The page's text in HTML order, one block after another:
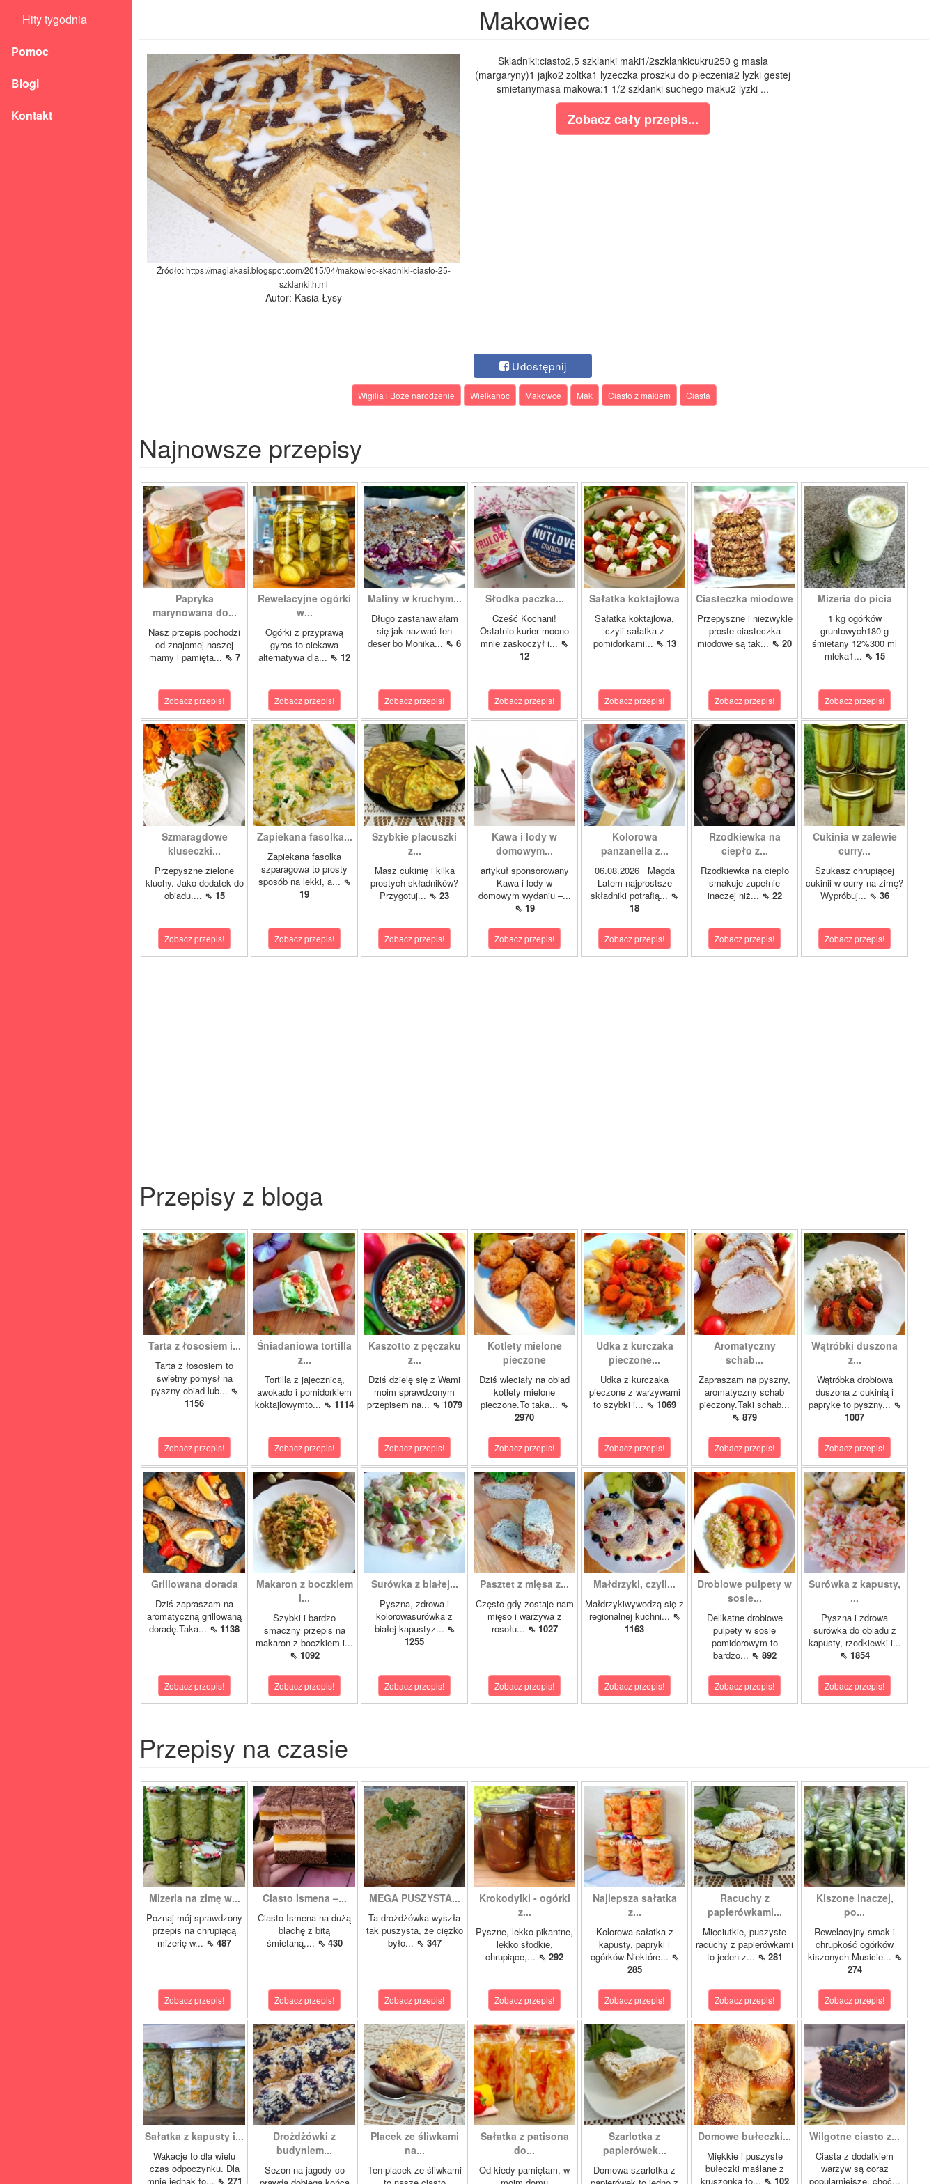
Hity tygodnia
Pomoc
Blogi
Kontakt
Makowiec
Źródło: https://magiakasi.blogspot.com/2015/04/makowiec-skadniki-ciasto-25-
szklanki.html
Autor: Kasia Łysy
Skladniki:ciasto2,5 szklanki maki1/2szklankicukru250 g masla
(margaryny)1 jajko2 zoltka1 lyzeczka proszku do pieczenia2 lyzki gestej
smietanymasa makowa:1 1/2 szklanki suchego maku2 lyzki ...
Zobacz cały przepis...
Udostępnij
Wigilia i Boże narodzenie Wielkanoc Makowce Mak Ciasto z makiem Ciasta
Najnowsze przepisy
Papryka
marynowana do...
Nasz przepis pochodzi
od znajomej naszej
mamy i pamięta... ⇖ 7
Zobacz przepis!
Rewelacyjne ogórki
w...
Ogórki z przyprawą
gyros to ciekawa
alternatywa dla... ⇖ 12
Zobacz przepis!
Maliny w kruchym...
Długo zastanawiałam
się jak nazwać ten
deser bo Monika... ⇖ 6
Zobacz przepis!
Słodka paczka...
Cześć Kochani!
Ostatnio kurier mocno
mnie zaskoczył i... ⇖
12
Zobacz przepis!
Sałatka koktajlowa
Sałatka koktajlowa,
czyli sałatka z
pomidorkami... ⇖ 13
Zobacz przepis!
Ciasteczka miodowe
Przepyszne i niezwykle
proste ciasteczka
miodowe są tak... ⇖ 20
Zobacz przepis!
Mizeria do picia
1 kg ogórków
gruntowych180 g
śmietany 12%300 ml
mleka1... ⇖ 15
Zobacz przepis!
Szmaragdowe
kluseczki...
Przepyszne zielone
kluchy. Jako dodatek do
obiadu.... ⇖ 15
Zobacz przepis!
Zapiekana fasolka...
Zapiekana fasolka
szparagowa to prosty
sposób na lekki, a... ⇖
19
Zobacz przepis!
Szybkie placuszki
z...
Masz cukinię i kilka
prostych składników?
Przygotuj... ⇖ 23
Zobacz przepis!
Kawa i lody w
domowym...
artykuł sponsorowany
Kawa i lody w
domowym wydaniu –...
⇖ 19
Zobacz przepis!
Kolorowa
panzanella z...
06.08.2026 Magda
Latem najprostsze
składniki potrafią... ⇖
18
Zobacz przepis!
Rzodkiewka na
ciepło z...
Rzodkiewka na ciepło
smakuje zupełnie
inaczej niż... ⇖ 22
Zobacz przepis!
Cukinia w zalewie
curry...
Szukasz chrupiącej
cukinii w curry na zimę?
Wypróbuj... ⇖ 36
Zobacz przepis!
Przepisy z bloga
Tarta z łososiem i...
Tarta z łososiem to
świetny pomysł na
pyszny obiad lub... ⇖
1156
Zobacz przepis!
Śniadaniowa tortilla
z...
Tortilla z jajecznicą,
awokado i pomidorkiem
koktajlowymto... ⇖ 1114
Zobacz przepis!
Kaszotto z pęczaku
z...
Dziś dzielę się z Wami
moim sprawdzonym
przepisem na... ⇖ 1079
Zobacz przepis!
Kotlety mielone
pieczone
Dziś wleciały na obiad
kotlety mielone
pieczone.To taka... ⇖
2970
Zobacz przepis!
Udka z kurczaka
pieczone...
Udka z kurczaka
pieczone z warzywami
to szybki i... ⇖ 1069
Zobacz przepis!
Aromatyczny
schab...
Zapraszam na pyszny,
aromatyczny schab
pieczony.Taki schab...
⇖ 879
Zobacz przepis!
Wątróbki duszona
z...
Wątróbka drobiowa
duszona z cukinią i
paprykę to pyszny... ⇖
1007
Zobacz przepis!
Grillowana dorada
Dziś zapraszam na
aromatyczną grillowaną
doradę.Taka... ⇖ 1138
Zobacz przepis!
Makaron z boczkiem
i...
Szybki i bardzo
smaczny przepis na
makaron z boczkiem i...
⇖ 1092
Zobacz przepis!
Surówka z białej...
Pyszna, zdrowa i
kolorowasurówka z
białej kapustyz... ⇖
1255
Zobacz przepis!
Pasztet z mięsa z...
Często gdy zostaje nam
mięso i warzywa z
rosołu... ⇖ 1027
Zobacz przepis!
Małdrzyki, czyli...
Małdrzykiwywodzą się z
regionalnej kuchni... ⇖
1163
Zobacz przepis!
Drobiowe pulpety w
sosie...
Delikatne drobiowe
pulpety w sosie
pomidorowym to
bardzo... ⇖ 892
Zobacz przepis!
Surówka z kapusty,
...
Pyszna i zdrowa
surówka do obiadu z
kapusty, rzodkiewki i...
⇖ 1854
Zobacz przepis!
Przepisy na czasie
Mizeria na zimę w...
Poznaj mój sprawdzony
przepis na chrupiącą
mizerię w... ⇖ 487
Zobacz przepis!
Ciasto Ismena –...
Ciasto Ismena na dużą
blachę z bitą
śmietaną,... ⇖ 430
Zobacz przepis!
MEGA PUSZYSTA...
Ta drożdżówka wyszła
tak puszysta, że ciężko
było... ⇖ 347
Zobacz przepis!
Krokodylki - ogórki
z...
Pyszne, lekko pikantne,
lekko słodkie,
chrupiące,... ⇖ 292
Zobacz przepis!
Najlepsza sałatka
z...
Kolorowa sałatka z
kapusty, papryki i
ogórków Niektóre... ⇖
285
Zobacz przepis!
Racuchy z
papierówkami...
Mięciutkie, puszyste
racuchy z papierówkami
to jeden z... ⇖ 281
Zobacz przepis!
Kiszone inaczej,
po...
Rewelacyjny smak i
chrupkość ogórków
kiszonych.Musicie... ⇖
274
Zobacz przepis!
Sałatka z kapusty i...
Wakacje to dla wielu
czas odpoczynku. Dla
mnie jednak to... ⇖ 271
Drożdżówki z
budyniem...
Sezon na jagody co
Placek ze śliwkami
na...
Ten placek ze śliwkami
Sałatka z patisona
do...
Od kiedy pamiętam, w
Szarlotka z
papierówek...
Domowa szarlotka z
Domowe bułeczki...
Miękkie i puszyste
bułeczki maślane z
kruszonką to... ⇖ 102
Wilgotne ciasto z...
Ciasta z dodatkiem
warzyw są coraz
popularniejsze, choć...